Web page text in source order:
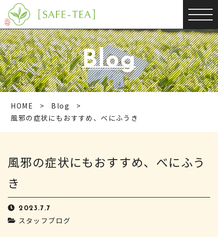
Blog
HOME
Blog
風邪の症状にもおすすめ、べにふうき
風邪の症状にもおすすめ、べにふう
き
2023.7.7
スタッフブログ